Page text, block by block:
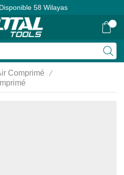
58 Wilayas
input
Comprimé /